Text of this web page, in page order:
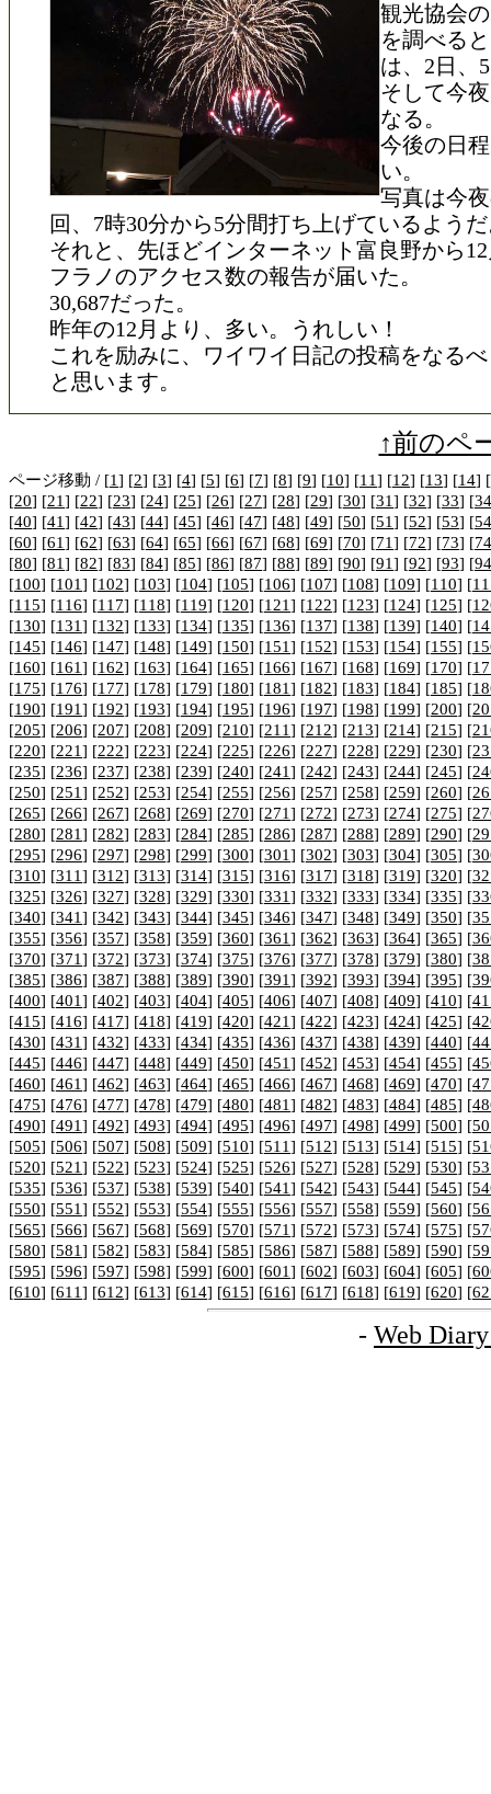
観光協会
を調べる
は、2日、
そして今
なる。
今後の日
い。
写真は今
回、7時30分から5分間打ち上げているよう
それと、先ほどインターネット富良野から
フラノのアクセス数の報告が届いた。
30,687だった。
昨年の12月より、多い。うれしい！
これを励みに、ワイワイ日記の投稿をなる
と思います。
↑前のペ
ページ移動 / [1] [2] [3] [4] [5] [6] [7] [8] [9] [10] [11] [12] [13] [14] [
[20] [21] [22] [23] [24] [25] [26] [27] [28] [29] [30] [31] [32] [33] [34
[40] [41] [42] [43] [44] [45] [46] [47] [48] [49] [50] [51] [52] [53] [54
[60] [61] [62] [63] [64] [65] [66] [67] [68] [69] [70] [71] [72] [73] [74
[80] [81] [82] [83] [84] [85] [86] [87] [88] [89] [90] [91] [92] [93] [94
[100] [101] [102] [103] [104] [105] [106] [107] [108] [109] [110] [
[115] [116] [117] [118] [119] [120] [121] [122] [123] [124] [125] [
[130] [131] [132] [133] [134] [135] [136] [137] [138] [139] [140] [
[145] [146] [147] [148] [149] [150] [151] [152] [153] [154] [155] [
[160] [161] [162] [163] [164] [165] [166] [167] [168] [169] [170] [
[175] [176] [177] [178] [179] [180] [181] [182] [183] [184] [185] [
[190] [191] [192] [193] [194] [195] [196] [197] [198] [199] [200] [
[205] [206] [207] [208] [209] [210] [211] [212] [213] [214] [215] [
[220] [221] [222] [223] [224] [225] [226] [227] [228] [229] [230] [
[235] [236] [237] [238] [239] [240] [241] [242] [243] [244] [245] [
[250] [251] [252] [253] [254] [255] [256] [257] [258] [259] [260] [
[265] [266] [267] [268] [269] [270] [271] [272] [273] [274] [275] [
[280] [281] [282] [283] [284] [285] [286] [287] [288] [289] [290] [
[295] [296] [297] [298] [299] [300] [301] [302] [303] [304] [305] [
[310] [311] [312] [313] [314] [315] [316] [317] [318] [319] [320] [
[325] [326] [327] [328] [329] [330] [331] [332] [333] [334] [335] [
[340] [341] [342] [343] [344] [345] [346] [347] [348] [349] [350] [
[355] [356] [357] [358] [359] [360] [361] [362] [363] [364] [365] [
[370] [371] [372] [373] [374] [375] [376] [377] [378] [379] [380] [
[385] [386] [387] [388] [389] [390] [391] [392] [393] [394] [395] [
[400] [401] [402] [403] [404] [405] [406] [407] [408] [409] [410] [
[415] [416] [417] [418] [419] [420] [421] [422] [423] [424] [425] [
[430] [431] [432] [433] [434] [435] [436] [437] [438] [439] [440] [
[445] [446] [447] [448] [449] [450] [451] [452] [453] [454] [455] [
[460] [461] [462] [463] [464] [465] [466] [467] [468] [469] [470] [
[475] [476] [477] [478] [479] [480] [481] [482] [483] [484] [485] [
[490] [491] [492] [493] [494] [495] [496] [497] [498] [499] [500] [
[505] [506] [507] [508] [509] [510] [511] [512] [513] [514] [515] [
[520] [521] [522] [523] [524] [525] [526] [527] [528] [529] [530] [
[535] [536] [537] [538] [539] [540] [541] [542] [543] [544] [545] [
[550] [551] [552] [553] [554] [555] [556] [557] [558] [559] [560] [
[565] [566] [567] [568] [569] [570] [571] [572] [573] [574] [575] [
[580] [581] [582] [583] [584] [585] [586] [587] [588] [589] [590] [
[595] [596] [597] [598] [599] [600] [601] [602] [603] [604] [605] [
[610] [611] [612] [613] [614] [615] [616] [617] [618] [619] [620] [
- Web